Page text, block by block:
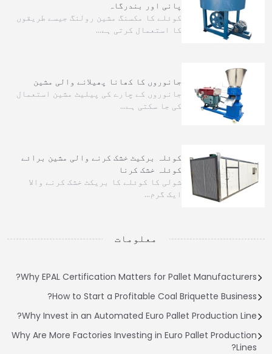
پانی اور بندرگاہ
کوئلے کا مکسنگ مشین رولنگ جیسے طریقوں
کا استعمال کرتی ہے…
جانوروں کا کھانا پھیلانے والی مشین
جانوروں کے چارے کی پیلیٹ مشین استعمال
کی جا سکتی ہے…
کوئلہ برکیٹ خشک کرنے والی مشین برائے
کوئلہ خشک کرنا
شولی کا کوئلے کا بریکٹ خشک کرنے والا
ایک گرم…
معلومات
Why EPAL Certification Matters for Pallet Manufacturers?
How to Start a Profitable Coal Briquette Business?
Why Invest in an Automated Euro Pallet Production Line?
Why Are More Factories Investing in Euro Pallet Production
Lines?